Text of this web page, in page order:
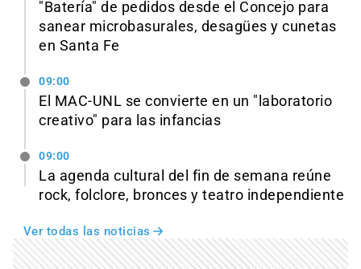
"Batería" de pedidos desde el Concejo para
sanear microbasurales, desagües y cunetas
en Santa Fe
09:00
El MAC-UNL se convierte en un "laboratorio
creativo" para las infancias
09:00
La agenda cultural del fin de semana reúne
rock, folclore, bronces y teatro independiente
Ver todas las noticias